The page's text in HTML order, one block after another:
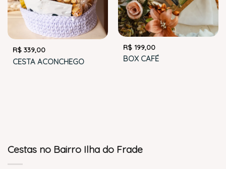
R$339,00
CESTA ACONCHEGO
R$199,00
BOX CAFÉ
Cestas no Bairro Ilha do Frade